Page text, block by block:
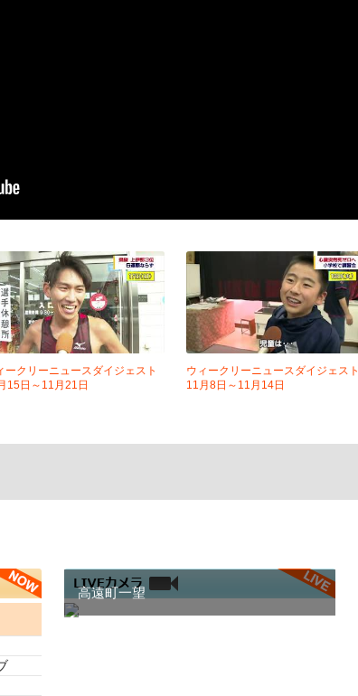
ークリーニュースダイジェスト
15日～11月21日
ウィークリーニュースダイジェスト
11月8日～11月14日
高遠町一望